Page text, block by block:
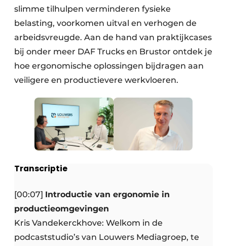
slimme tilhulpen verminderen fysieke
belasting, voorkomen uitval en verhogen de
arbeidsvreugde. Aan de hand van praktijkcases
bij onder meer DAF Trucks en Brustor ontdek je
hoe ergonomische oplossingen bijdragen aan
veiligere en productievere werkvloeren.
Transcriptie
[00:07] Introductie van ergonomie in
productieomgevingen
Kris Vandekerckhove: Welkom in de
podcaststudio’s van Louwers Mediagroep, te